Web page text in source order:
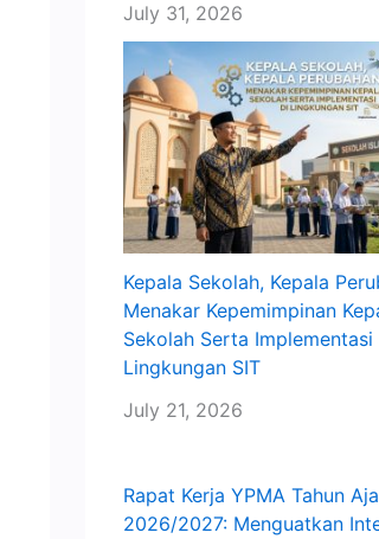
July 31, 2026
Kepala Sekolah, Kepala
Menakar Kepemimpinan
Sekolah Serta Implementasi
Lingkungan SIT
July 21, 2026
Rapat Kerja YPMA Tahun
2026/2027: Menguatkan